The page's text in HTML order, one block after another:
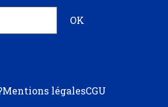
Mentions légalesCGU